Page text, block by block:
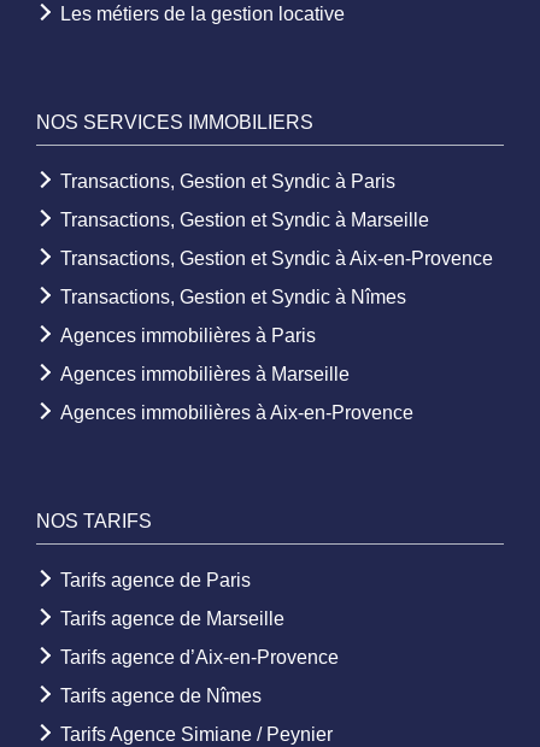
Les métiers de la gestion locative
NOS SERVICES IMMOBILIERS
Transactions, Gestion et Syndic à Paris
Transactions, Gestion et Syndic à Marseille
Transactions, Gestion et Syndic à Aix-en-Provence
Transactions, Gestion et Syndic à Nîmes
Agences immobilières à Paris
Agences immobilières à Marseille
Agences immobilières à Aix-en-Provence
NOS TARIFS
Tarifs agence de Paris
Tarifs agence de Marseille
Tarifs agence d’Aix-en-Provence
Tarifs agence de Nîmes
Tarifs Agence Simiane / Peynier